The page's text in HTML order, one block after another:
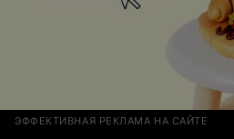
ЭФФЕКТИВНАЯ РЕКЛАМА НА САЙТЕ